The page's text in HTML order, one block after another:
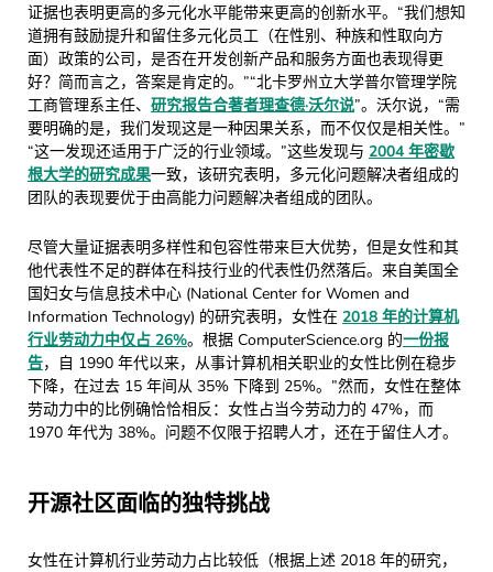
证据也表明更高的多元化水平能带来更高的创新水平。“我们想知
道拥有鼓励提升和留住多元化员工（在性别、种族和性取向方
面）政策的公司，是否在开发创新产品和服务方面也表现得更
好？简而言之，答案是肯定的。”“北卡罗州立大学普尔管理学院
工商管理系主任、 研究报告合著者理查德·沃尔说”。沃尔说，“需
要明确的是，我们发现这是一种因果关系，而不仅仅是相关性。”
“这一发现还适用于广泛的行业领域。”这些发现与 2004 年密歇
根大学的研究成果一致，该研究表明，多元化问题解决者组成的
团队的表现要优于由高能力问题解决者组成的团队。
尽管大量证据表明多样性和包容性带来巨大优势，但是女性和其
他代表性不足的群体在科技行业的代表性仍然落后。来自美国全
国妇女与信息技术中心 (National Center for Women and
Information Technology) 的研究表明，女性在 2018 年的计算机
行业劳动力中仅占 26%。根据 ComputerScience.org 的一份报
告，自 1990 年代以来，从事计算机相关职业的女性比例在稳步
下降，在过去 15 年间从 35% 下降到 25%。”然而，女性在整体
劳动力中的比例确恰恰相反：女性占当今劳动力的 47%，而
1970 年代为 38%。问题不仅限于招聘人才，还在于留住人才。
开源社区面临的独特挑战
女性在计算机行业劳动力占比较低（根据上述 2018 年的研究，